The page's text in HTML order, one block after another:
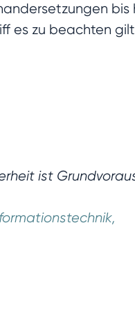
bis
es zu beachten
ist